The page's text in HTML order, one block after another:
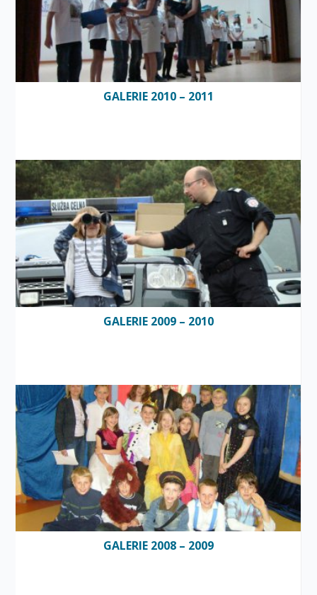
GALERIE 2010 – 2011
GALERIE 2009 – 2010
GALERIE 2008 – 2009